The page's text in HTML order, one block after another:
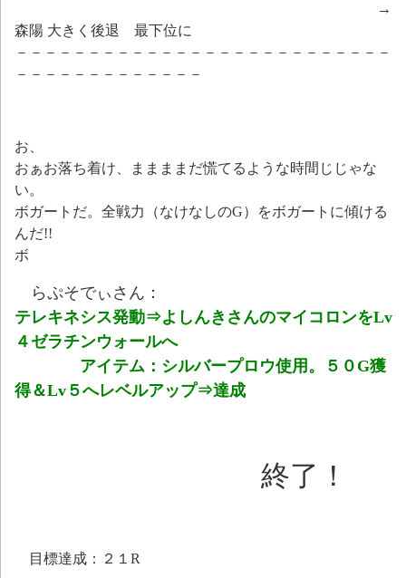
→
森陽 大きく後退 最下位に
－－－－－－－－－－－－－－－－－－－－－－－－－－
－－－－－－－－－－－－－
お、
おぁお落ち着け、ままままだ慌てるような時間じじゃな
い。
ボガートだ。全戦力（なけなしのG）をボガートに傾ける
んだ!!
ボ
らぷそでぃさん：
テレキネシス発動⇒よしんきさんのマイコロンをLv
４ゼラチンウォールへ
アイテム：シルバープロウ使用。５０G獲
得＆Lv５へレベルアップ⇒達成
終了！
目標達成：２１R